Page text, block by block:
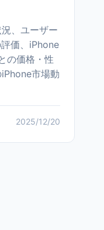
、ユーザー
価、iPhone
の価格・性
市場動
2025/12/20